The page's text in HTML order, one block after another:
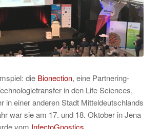
die Bionection, eine Partnering-
in den Life Sciences,
in einer anderen Stadt Mitteldeutschlands
war sie am 17. und 18. Oktober in Jena
vom InfectoGnostics